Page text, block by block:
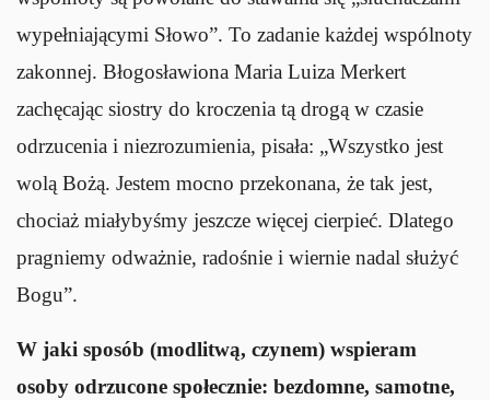
wypełniającymi Słowo”. To zadanie każdej wspólnoty
zakonnej. Błogosławiona Maria Luiza Merkert
zachęcając siostry do kroczenia tą drogą w czasie
odrzucenia i niezrozumienia, pisała: „Wszystko jest
wolą Bożą. Jestem mocno przekonana, że tak jest,
chociaż miałybyśmy jeszcze więcej cierpieć. Dlatego
pragniemy odważnie, radośnie i wiernie nadal służyć
Bogu”.
W jaki sposób (modlitwą, czynem) wspieram
osoby odrzucone społecznie: bezdomne, samotne,